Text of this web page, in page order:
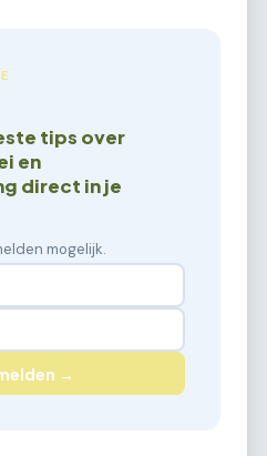
tips over
en
direct in je
mogelijk.
→